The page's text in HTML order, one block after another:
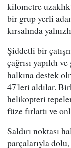
kilometre
bir grup yerli
kırsalında
Şiddetli bir
çağrısı yapıldı
halkına destek
47'leri aldılar.
helikopteri
füze fırlattı ve
Saldırı noktası
parçalarıyla